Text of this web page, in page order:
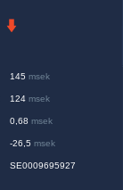
145 msek
124 msek
0,68 msek
-26,5 msek
SE0009695927